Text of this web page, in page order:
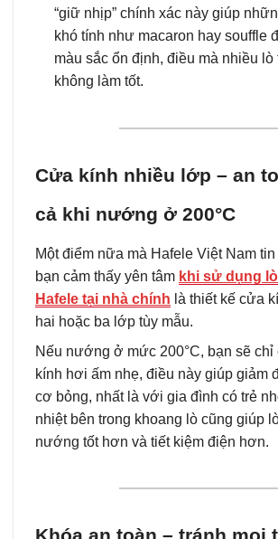
“giữ nhịp” chính xác này giúp
khó tính như macaron hay souffle
màu sắc ổn định, điều mà nhiều lò
không làm tốt.
Cửa kính nhiều lớp – an
cả khi nướng ở 200°C
Một điểm nữa mà Hafele Việt Nam
bạn cảm thấy yên tâm khi sử dụng
Hafele tại nhà chính là thiết kế cửa
hai hoặc ba lớp tùy mẫu.
Nếu nướng ở mức 200°C, bạn sẽ chỉ
kính hơi ấm nhẹ, điều này giúp giảm
cơ bỏng, nhất là với gia đình có trẻ
nhiệt bên trong khoang lò cũng giúp
nướng tốt hơn và tiết kiệm điện hơn.
Khóa an toàn – tránh mọi